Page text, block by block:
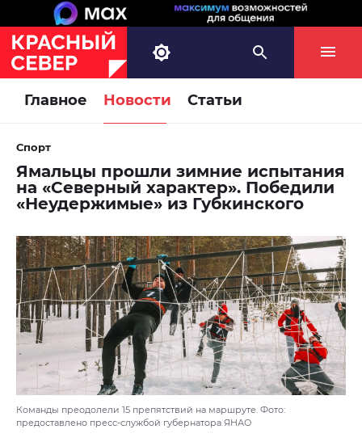
Главное Новости Статьи
Спорт
Ямальцы прошли зимние испытания
на «Северный характер». Победили
«Неудержимые» из Губкинского
Команды преодолели 15 препятствий на маршруте. Фото:
предоставлено пресс-службой губернатора ЯНАО